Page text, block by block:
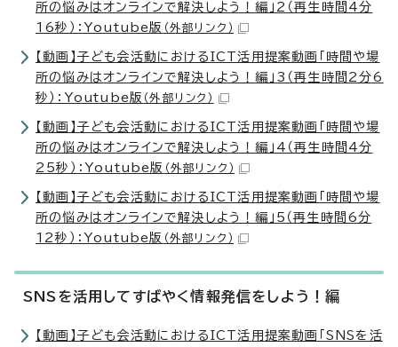
所の悩みはオンラインで解決しよう！編」2（再生時間4分
16秒）：Youtube版 （外部リンク）
【動画】子ども会活動におけるICT活用提案動画「時間や場
所の悩みはオンラインで解決しよう！編」3（再生時間2分6
秒）：Youtube版 （外部リンク）
【動画】子ども会活動におけるICT活用提案動画「時間や場
所の悩みはオンラインで解決しよう！編」4（再生時間4分
25秒）：Youtube版 （外部リンク）
【動画】子ども会活動におけるICT活用提案動画「時間や場
所の悩みはオンラインで解決しよう！編」5（再生時間6分
12秒）：Youtube版 （外部リンク）
SNSを活用してすばやく情報発信をしよう！編
【動画】子ども会活動におけるICT活用提案動画「SNSを活